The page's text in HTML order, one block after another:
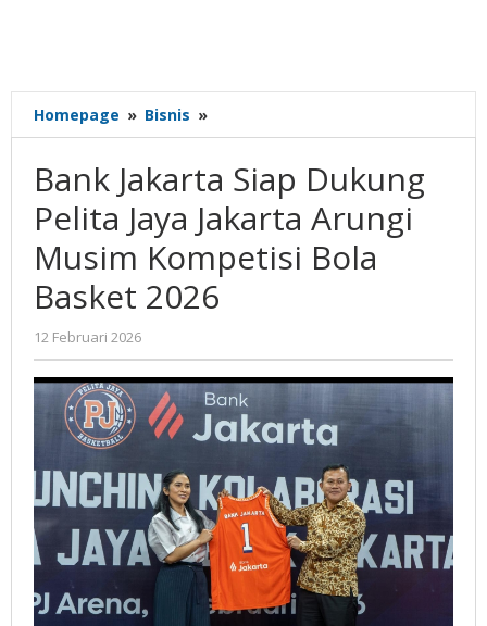
Homepage » Bisnis »
Jakarta
Dukung
Pelita
Jaya
Jakarta
Arungi
Musim
Basket
2026
Bank Jakarta Siap Dukung
Pelita Jaya Jakarta Arungi
Musim Kompetisi Bola
Basket 2026
12 Februari 2026
Gatot
Susanto